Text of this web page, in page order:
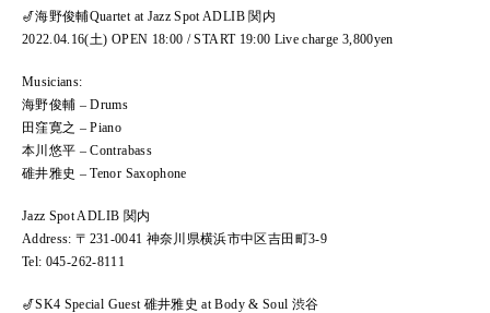
🎷海野俊輔Quartet at Jazz Spot ADLIB 関内
2022.04.16(土) OPEN 18:00 / START 19:00 Live charge 3,800yen
Musicians:
海野俊輔 – Drums
田窪寛之 – Piano
本川悠平 – Contrabass
碓井雅史 – Tenor Saxophone
Jazz Spot ADLIB 関内
Address: 〒231-0041 神奈川県横浜市中区吉田町3-9
Tel: 045-262-8111
🎷SK4 Special Guest 碓井雅史 at Body & Soul 渋谷